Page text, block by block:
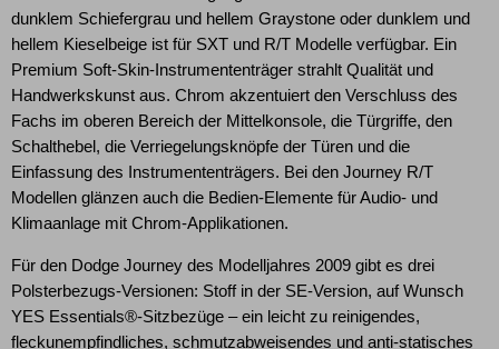
dunklem Schiefergrau und hellem Graystone oder dunklem und
hellem Kieselbeige ist für SXT und R/T Modelle verfügbar. Ein
Premium Soft-Skin-Instrumententräger strahlt Qualität und
Handwerkskunst aus. Chrom akzentuiert den Verschluss des
Fachs im oberen Bereich der Mittelkonsole, die Türgriffe, den
Schalthebel, die Verriegelungsknöpfe der Türen und die
Einfassung des Instrumententrägers. Bei den Journey R/T
Modellen glänzen auch die Bedien-Elemente für Audio- und
Klimaanlage mit Chrom-Applikationen.
Für den Dodge Journey des Modelljahres 2009 gibt es drei
Polsterbezugs-Versionen: Stoff in der SE-Version, auf Wunsch
YES Essentials®-Sitzbezüge – ein leicht zu reinigendes,
fleckunempfindliches, schmutzabweisendes und anti-statisches